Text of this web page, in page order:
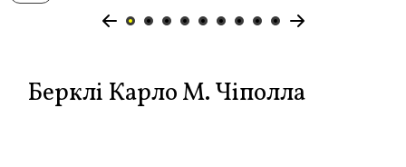
Берклі Карло М. Чіполла